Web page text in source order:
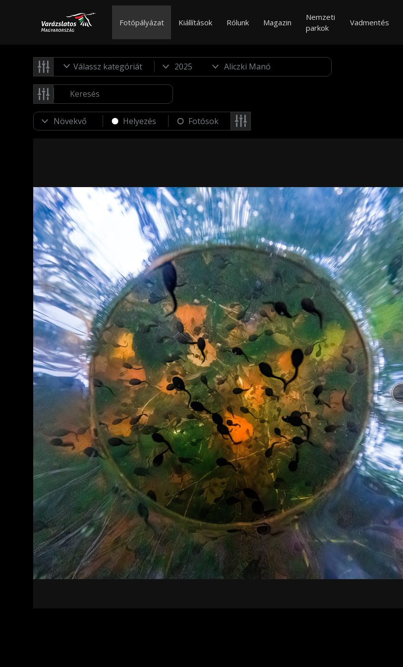
Fotópályázat Kiállítások Rólunk Magazin
Nemzeti
parkok
Vadmentés
Válassz kategóriát
Helyezés Fotósok